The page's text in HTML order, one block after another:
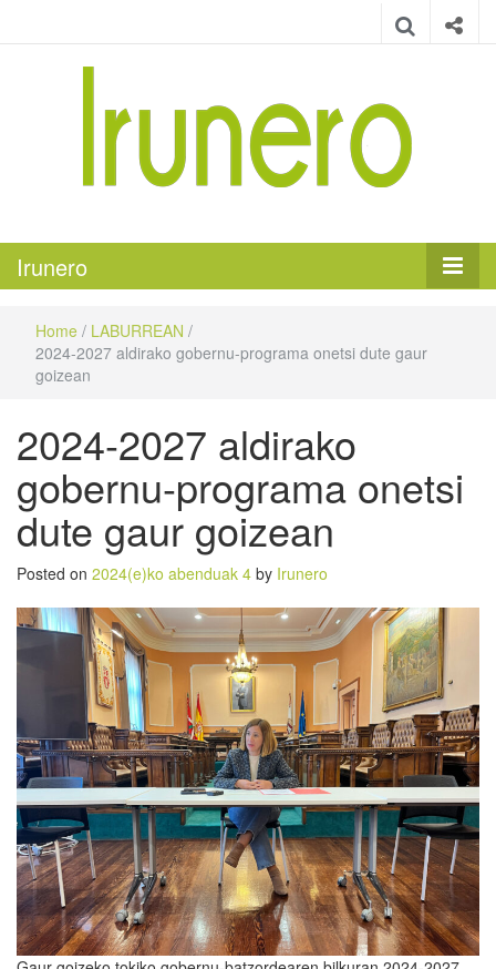
Irunero
Home / LABURREAN /
2024-2027 aldirako gobernu-programa onetsi dute gaur
goizean
2024-2027 aldirako
gobernu-programa onetsi
dute gaur goizean
Posted on 2024(e)ko abenduak 4 by Irunero